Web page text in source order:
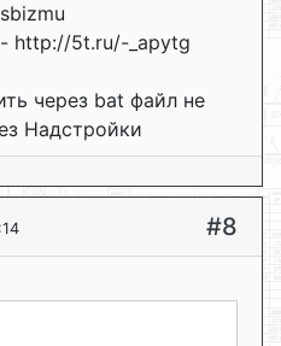
- http://5t.ru/-_apytg
через bat файл не
Надстройки
#8